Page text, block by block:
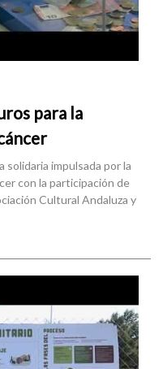
para la
solidaria impulsada por la
con la participación de
Cultural Andaluza y